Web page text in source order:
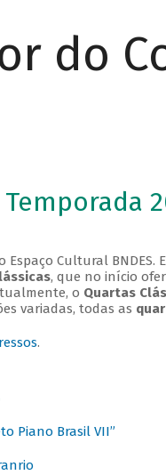
do
Cultural BNDES.
, que no início
o Quartas
variadas, todas as
.
Piano Brasil VII”